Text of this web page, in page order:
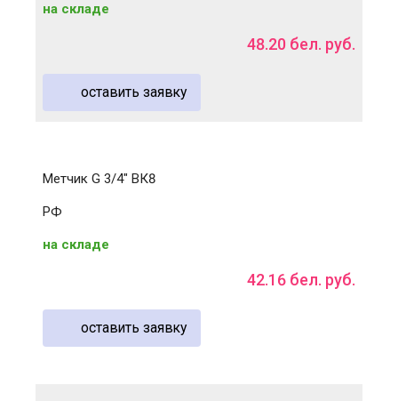
на складе
48.20 бел. руб.
оставить заявку
Метчик G 3/4" ВК8
РФ
на складе
42.16 бел. руб.
оставить заявку